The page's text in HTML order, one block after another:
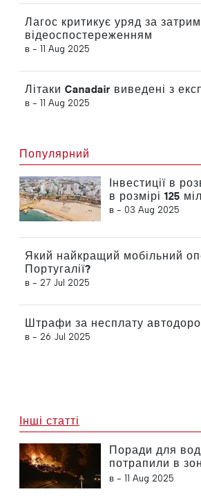
Лагос критикує уряд за
відеоспостереженням
в - 11 Aug 2025
Літаки Canadair виведені з
в - 11 Aug 2025
Популярний
Інвестиції в
в розмірі 125
в - 03 Aug 2025
Який найкращий мобільний
Португалії?
в - 27 Jul 2025
Штрафи за несплату
в - 26 Jul 2025
Інші статті
Поради для
потрапили в
пожеж
в - 11 Aug 2025